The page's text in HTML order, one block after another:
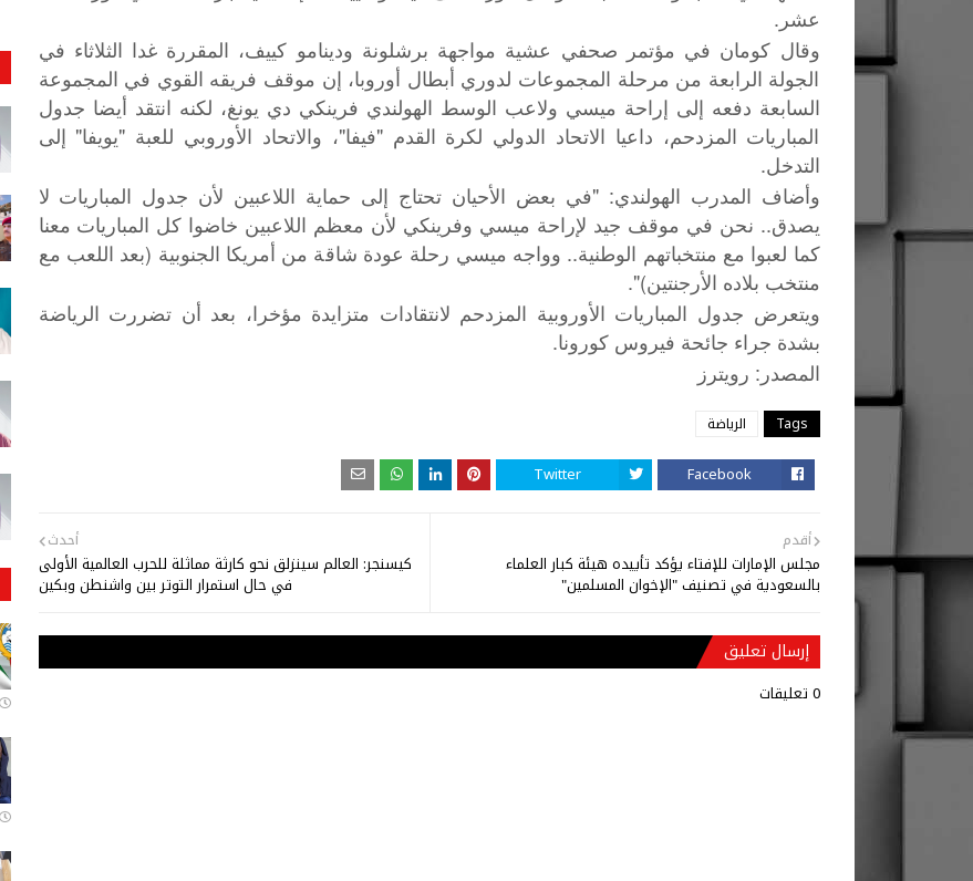
عشر.
وقال كومان في مؤتمر صحفي عشية مواجهة برشلونة ودينامو كييف، المقررة غدا الثلاثاء في
الجولة الرابعة من مرحلة المجموعات لدوري أبطال أوروبا، إن موقف فريقه القوي في المجموعة
السابعة دفعه إلى إراحة ميسي ولاعب الوسط الهولندي فرينكي دي يونغ، لكنه انتقد أيضا جدول
المباريات المزدحم، داعيا الاتحاد الدولي لكرة القدم "فيفا"، والاتحاد الأوروبي للعبة "يويفا" إلى
التدخل.
وأضاف المدرب الهولندي: "في بعض الأحيان تحتاج إلى حماية اللاعبين لأن جدول المباريات لا
يصدق.. نحن في موقف جيد لإراحة ميسي وفرينكي لأن معظم اللاعبين خاضوا كل المباريات معنا
كما لعبوا مع منتخباتهم الوطنية.. وواجه ميسي رحلة عودة شاقة من أمريكا الجنوبية (بعد اللعب مع
منتخب بلاده الأرجنتين)".
ويتعرض جدول المباريات الأوروبية المزدحم لانتقادات متزايدة مؤخرا، بعد أن تضررت الرياضة
بشدة جراء جائحة فيروس كورونا.
المصدر : رويترز
Tags الرياضة
Facebook
Twitter
أحدث
كيسنجر: العالم سينزلق نحو كارثة مماثلة للحرب العالمية الأولى
في حال استمرار التوتر بين واشنطن وبكين
أقدم
مجلس الإمارات للإفتاء يؤكد تأييده هيئة كبار العلماء
بالسعودية في تصنيف "الإخوان المسلمين"
إرسال تعليق
0 تعليقات